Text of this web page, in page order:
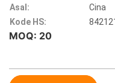
Asal:
Cina
Kode HS:
MOQ: 20